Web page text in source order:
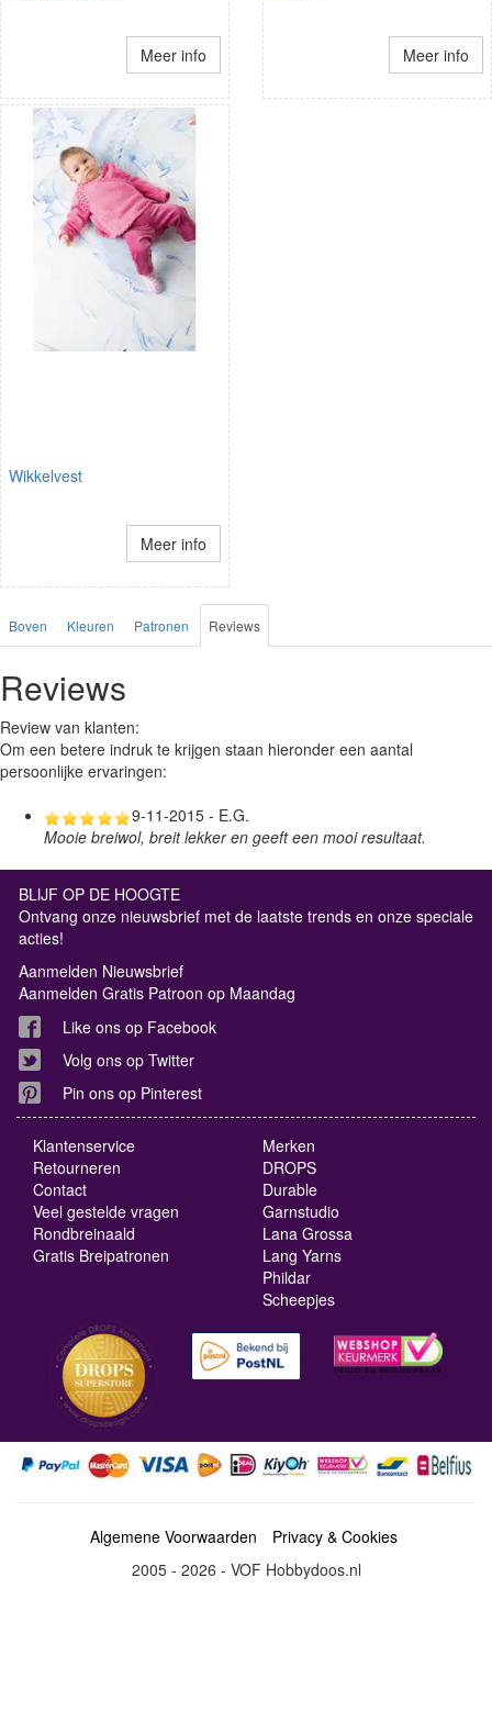
Meer info Meer info
Wikkelvest
Meer info
Boven Kleuren Patronen Reviews
Reviews
Review van klanten:
Om een betere indruk te krijgen staan hieronder een aantal
persoonlijke ervaringen:
9-11-2015 - E.G.
Mooie breiwol, breit lekker en geeft een mooi resultaat.
BLIJF OP DE HOOGTE
Ontvang onze nieuwsbrief met de laatste trends en onze speciale
acties!
Aanmelden Nieuwsbrief
Aanmelden Gratis Patroon op Maandag
Like ons op Facebook
Volg ons op Twitter
Pin ons op Pinterest
Klantenservice
Retourneren
Contact
Veel gestelde vragen
Rondbreinaald
Gratis Breipatronen
Merken
DROPS
Durable
Garnstudio
Lana Grossa
Lang Yarns
Phildar
Scheepjes
Algemene Voorwaarden
Privacy & Cookies
2005 - 2026 - VOF Hobbydoos.nl